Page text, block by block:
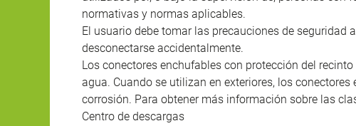
normativas y normas aplicables.
El usuario debe tomar las precauciones de seguridad
desconectarse accidentalmente.
Los conectores enchufables con protección del
agua. Cuando se utilizan en exteriores, los
corrosión. Para obtener más información sobre las
Centro de descargas